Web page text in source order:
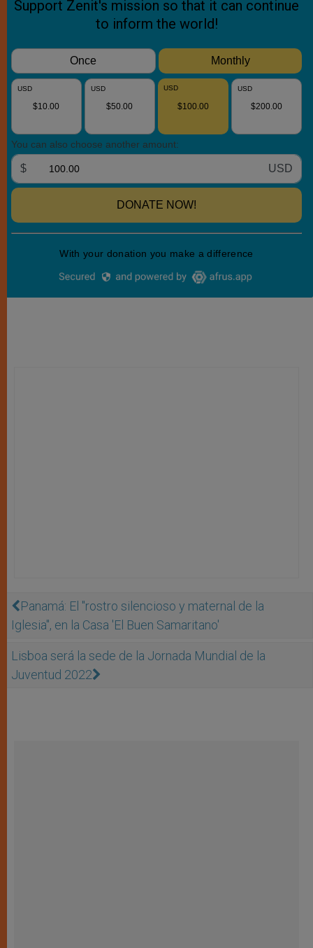
Panamá: El "rostro silencioso y maternal de la
Iglesia", en la Casa 'El Buen Samaritano'
Lisboa será la sede de la Jornada Mundial de la
Juventud 2022